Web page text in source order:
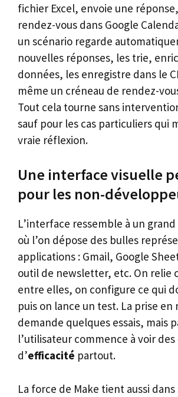
fichier Excel, envoie une
rendez-vous dans Google
un scénario regarde
nouvelles réponses, les trie,
données, les enregistre dans le
même un créneau de rendez-
Tout cela tourne sans
sauf pour les cas particuliers qui
vraie réflexion.
Une interface visuelle
pour les non-
L’interface ressemble à un
où l’on dépose des bulles
applications : Gmail, Google
outil de newsletter, etc. On relie
entre elles, on configure ce qui
puis on lance un test. La prise en
demande quelques essais, mais
l’utilisateur commence à voir
d’efficacité partout.
La force de Make tient aussi dans